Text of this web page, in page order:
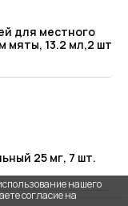
для местного
мяты, 13.2 мл,2 шт
25 мг, 7 шт.
нашего
согласие на